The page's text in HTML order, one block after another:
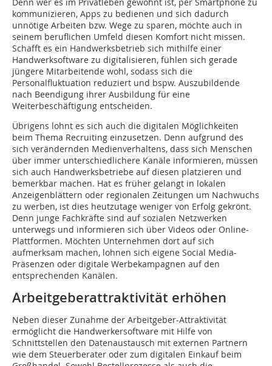
kommunizieren, Apps zu bedienen und sich dadurch
unnötige Arbeiten bzw. Wege zu sparen, möchte auch in
seinem beruflichen Umfeld diesen Komfort nicht missen.
Schafft es ein Handwerksbetrieb sich mithilfe einer
Handwerksoftware zu digitalisieren, fühlen sich gerade
jüngere Mitarbeitende wohl, sodass sich die
Personalfluktuation reduziert und bspw. Auszubildende
nach Beendigung ihrer Ausbildung für eine
Weiterbeschäftigung entscheiden.
Übrigens lohnt es sich auch die digitalen Möglichkeiten
beim Thema Recruiting einzusetzen. Denn aufgrund des
sich verändernden Medienverhaltens, dass sich Menschen
über immer unterschiedlichere Kanäle informieren, müssen
sich auch Handwerksbetriebe auf diesen platzieren und
bemerkbar machen. Hat es früher gelangt in lokalen
Anzeigenblättern oder regionalen Zeitungen um Nachwuchs
zu werben, ist dies heutzutage weniger von Erfolg gekrönt.
Denn junge Fachkräfte sind auf sozialen Netzwerken
unterwegs und informieren sich über Videos oder Online-
Plattformen. Möchten Unternehmen dort auf sich
aufmerksam machen, lohnen sich eigene Social Media-
Präsenzen oder digitale Werbekampagnen auf den
entsprechenden Kanälen.
Arbeitgeberattraktivität erhöhen
Neben dieser Zunahme der Arbeitgeber-Attraktivität
ermöglicht die Handwerkersoftware mit Hilfe von
Schnittstellen den Datenaustausch mit externen Partnern
wie dem Steuerberater oder zum digitalen Einkauf beim